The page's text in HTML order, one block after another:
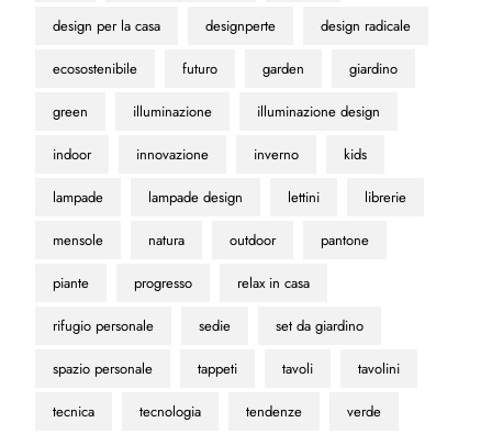
design per la casa designperte design radicale
ecosostenibile futuro garden giardino
green illuminazione illuminazione design
indoor innovazione inverno kids
lampade lampade design lettini librerie
mensole natura outdoor pantone
piante progresso relax in casa
rifugio personale sedie set da giardino
spazio personale tappeti tavoli tavolini
tecnica tecnologia tendenze verde